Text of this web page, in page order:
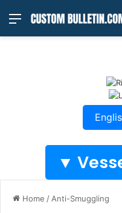
Menu
Home / Anti-Smuggling